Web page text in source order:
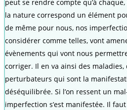
peut se rendre compte qu’à
la nature correspond un élément
de même pour nous, nos
considérer comme telles, vont
évènements qui vont nous
corriger. Il en va ainsi des maladies,
perturbateurs qui sont la
déséquilibrée. Si l’on ressent un
imperfection s’est manifestée. Il